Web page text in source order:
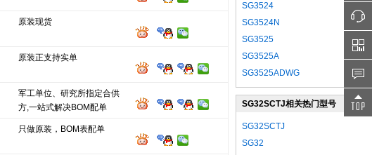
原装现货
原装正支持实单
军工单位、研究所指定合供
方,一站式解决BOM配单
只做原装，BOM表配单
SG3524
SG3524N
SG3525
SG3525A
SG3525ADWG
SG32SCTJ相关热门型号
SG32SCTJ
SG32